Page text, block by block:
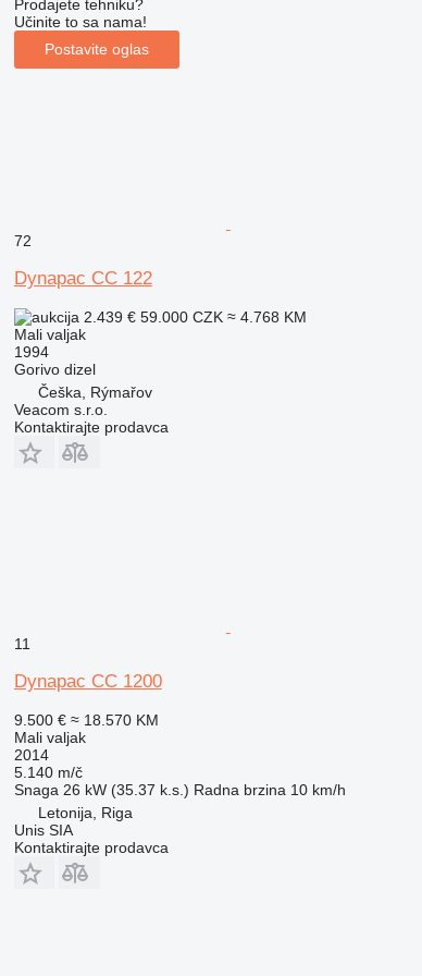
Prodajete tehniku?
Učinite to sa nama!
Postavite oglas
72
Dynapac CC 122
2.439 € 59.000 CZK ≈ 4.768 KM
Mali valjak
1994
Gorivo dizel
Češka, Rýmařov
Veacom s.r.o.
Kontaktirajte prodavca
11
Dynapac CC 1200
9.500 € ≈ 18.570 KM
Mali valjak
2014
5.140 m/č
Snaga 26 kW (35.37 k.s.) Radna brzina 10 km/h
Letonija, Riga
Unis SIA
Kontaktirajte prodavca